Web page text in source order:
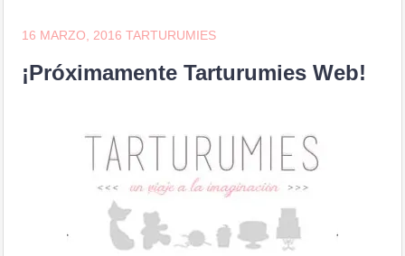
16 MARZO, 2016 TARTURUMIES
¡Próximamente Tarturumies Web!